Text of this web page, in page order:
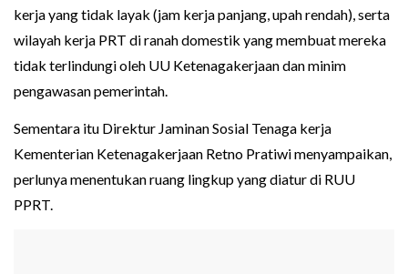
kerja yang tidak layak (jam kerja panjang, upah rendah), serta
wilayah kerja PRT di ranah domestik yang membuat mereka
tidak terlindungi oleh UU Ketenagakerjaan dan minim
pengawasan pemerintah.
Sementara itu Direktur Jaminan Sosial Tenaga kerja
Kementerian Ketenagakerjaan Retno Pratiwi menyampaikan,
perlunya menentukan ruang lingkup yang diatur di RUU
PPRT.